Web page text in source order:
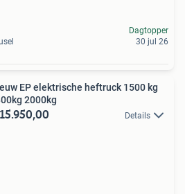
Dagtopper
30 jul 26
EP elektrische heftruck 1500 kg
2000kg
Details